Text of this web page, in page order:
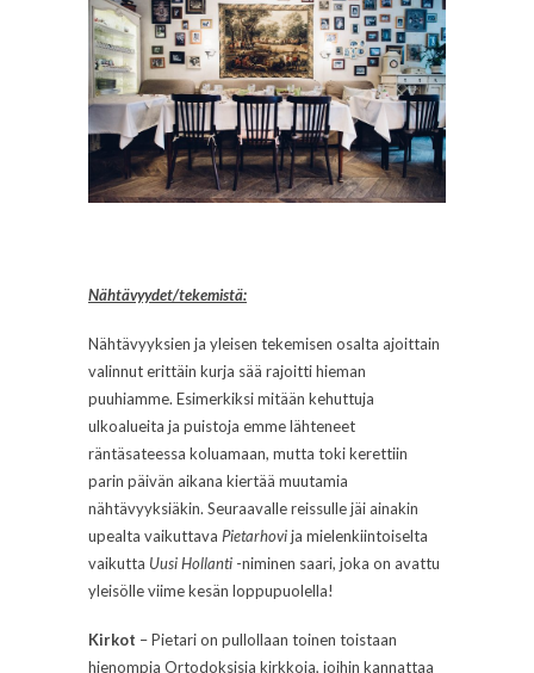
Nähtävyydet/tekemistä:
Nähtävyyksien ja yleisen tekemisen osalta ajoittain
valinnut erittäin kurja sää rajoitti hieman
puuhiamme. Esimerkiksi mitään kehuttuja
ulkoalueita ja puistoja emme lähteneet
räntäsateessa koluamaan, mutta toki kerettiin
parin päivän aikana kiertää muutamia
nähtävyyksiäkin. Seuraavalle reissulle jäi ainakin
upealta vaikuttava Pietarhovija mielenkiintoiselta
vaikutta Uusi Hollanti -niminen saari, joka on avattu
yleisölle viime kesän loppupuolella!
Kirkot – Pietari on pullollaan toinen toistaan
hienompia Ortodoksisia kirkkoja, joihin kannattaa